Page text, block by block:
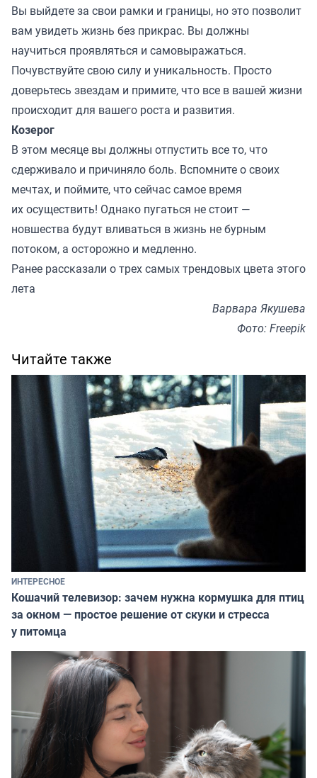
Вы выйдете за свои рамки и границы, но это позволит
вам увидеть жизнь без прикрас. Вы должны
научиться проявляться и самовыражаться.
Почувствуйте свою силу и уникальность. Просто
доверьтесь звездам и примите, что все в вашей жизни
происходит для вашего роста и развития.
Козерог
В этом месяце вы должны отпустить все то, что
сдерживало и причиняло боль. Вспомните о своих
мечтах, и поймите, что сейчас самое время
их осуществить! Однако пугаться не стоит —
новшества будут вливаться в жизнь не бурным
потоком, а осторожно и медленно.
Ранее рассказали о трех самых трендовых цвета этого
лета
Варвара Якушева
Фото: Freepik
Читайте также
ИНТЕРЕСНОЕ
Кошачий телевизор: зачем нужна кормушка для птиц
за окном — простое решение от скуки и стресса
у питомца